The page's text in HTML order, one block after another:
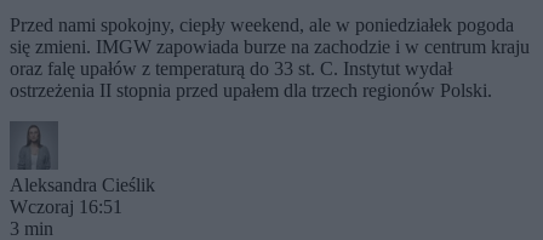
Przed nami spokojny, ciepły weekend, ale w poniedziałek pogoda
się zmieni. IMGW zapowiada burze na zachodzie i w centrum kraju
oraz falę upałów z temperaturą do 33 st. C. Instytut wydał
ostrzeżenia II stopnia przed upałem dla trzech regionów Polski.
Aleksandra Cieślik
Wczoraj 16:51
3 min